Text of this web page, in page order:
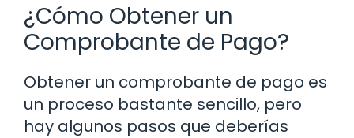
¿Cómo Obtener un
Comprobante de Pago?
Obtener un comprobante de pago es
un proceso bastante sencillo, pero
hay algunos pasos que deberías